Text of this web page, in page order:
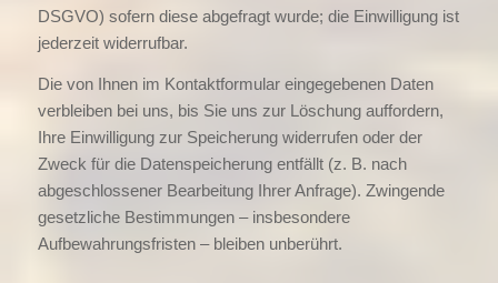
DSGVO) sofern diese abgefragt wurde; die Einwilligung ist
jederzeit widerrufbar.
Die von Ihnen im Kontaktformular eingegebenen Daten
verbleiben bei uns, bis Sie uns zur Löschung auffordern,
Ihre Einwilligung zur Speicherung widerrufen oder der
Zweck für die Datenspeicherung entfällt (z. B. nach
abgeschlossener Bearbeitung Ihrer Anfrage). Zwingende
gesetzliche Bestimmungen – insbesondere
Aufbewahrungsfristen – bleiben unberührt.